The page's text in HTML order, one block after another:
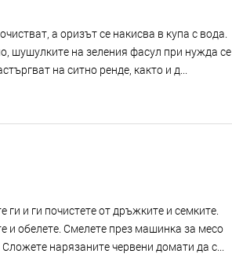
а оризът се накисва в купа с вода.
шушулките на зеления фасул при нужда се
на ситно ренде, както и д...
ги и ги почистете от дръжките и семките.
и обелете. Смелете през машинка за месо
нарязаните червени домати да с...